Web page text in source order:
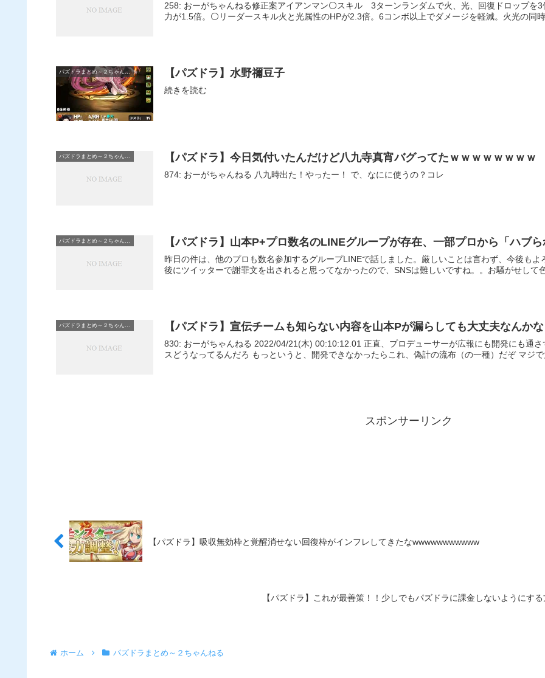
258: おーがちゃんねる修正案アイアンマン⚪スキル 3ターンランダムで火、光、回復ドロップを
力が1.5倍。⚪リーダースキル火と光属性のHPが2.3倍。6コンボ以上でダメージを軽減。火光の同
パズドラまとめ～２ちゃんねる 【パズドラ】水野禰豆子
続きを読む
【パズドラ】今日気付いたんだけど八九寺真宵バグってたｗｗｗｗｗｗｗｗ
874: おーがちゃんねる 八九時出た！やったー！ で、なにに使うの？コレ
【パズドラ】山本P+プロ数名のLINEグループが存在、一部プロから「ハブら
昨日の件は、他のプロも数名参加するグループLINEで話しました。厳しいことは言わず、今後も
後にツイッターで謝罪文を出されると思ってなかったので、SNSは難しいですね。。お騒がせして
【パズドラ】宣伝チームも知らない内容を山本Pが漏らしても大丈夫なんか
830: おーがちゃんねる 2022/04/21(木) 00:10:12.01 正直、プロデューサーが広報にも開発にも通さず、SNSで「調整中」って吐き出す会社って、ガバナン
スどうなってるんだろ もっと
スポンサーリンク
【パズドラ】吸収無効枠と覚醒消せない回復枠がインフレしてきたなwwwwwwwwwww
【パズドラ】これが最善策！！少しでもパズドラに課金しないよ
ホーム パズドラまとめ～２ちゃんねる